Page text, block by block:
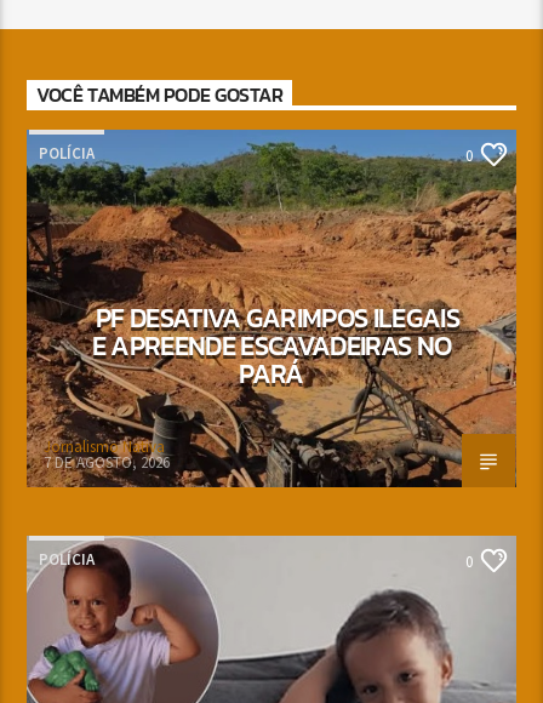
VOCÊ TAMBÉM PODE GOSTAR
POLÍCIA 0
PF DESATIVA GARIMPOS ILEGAIS
E APREENDE ESCAVADEIRAS NO
PARÁ
Jornalismo Nativa
7 DE AGOSTO, 2026
POLÍCIA 0